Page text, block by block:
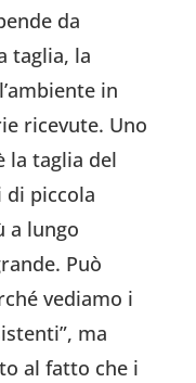
da
taglia, la
in
ricevute. Uno
la taglia del
di piccola
a lungo
Può
vediamo i
ma
al fatto che i